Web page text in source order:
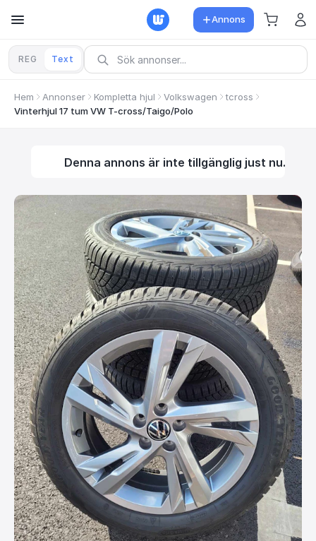
Annons
REG Text
Hem Annonser Kompletta hjul Volkswagen
tcross
Vinterhjul 17 tum VW T-cross/Taigo/Polo
Denna annons är inte tillgänglig just nu.